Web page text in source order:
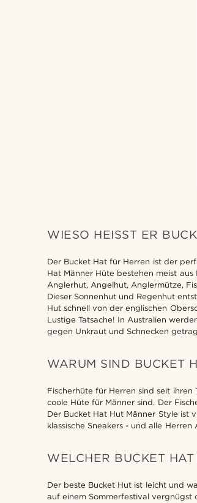
WIESO HEISST ER
Der Bucket Hat für Herren ist der
Hat Männer Hüte bestehen meist
Anglerhut, Angelhut, Anglermütze,
Dieser Sonnenhut und Regenhut
Hut schnell von der englischen
Lustige Tatsache! In Australien
gegen Unkraut und Schnecken
WARUM SIND BUCKET
Fischerhüte für Herren sind seit ihren
coole Hüte für Männer sind. Der
Der Bucket Hat Hut Männer Style ist
klassische Sneakers - und alle
WELCHER BUCKET
Der beste Bucket Hut ist leicht und
auf einem Sommerfestival vergnügst